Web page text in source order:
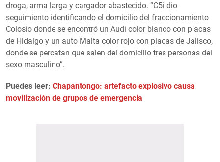
droga, arma larga y cargador abastecido. “C5i dio
seguimiento identificando el domicilio del fraccionamiento
Colosio donde se encontró un Audi color blanco con placas
de Hidalgo y un auto Malta color rojo con placas de Jalisco,
donde se percatan que salen del domicilio tres personas del
sexo masculino”.
Puedes leer: Chapantongo: artefacto explosivo causa
movilización de grupos de emergencia